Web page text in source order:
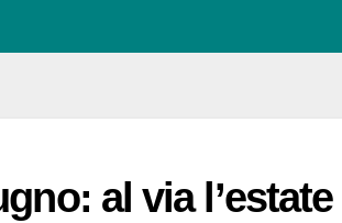
al via l’estate